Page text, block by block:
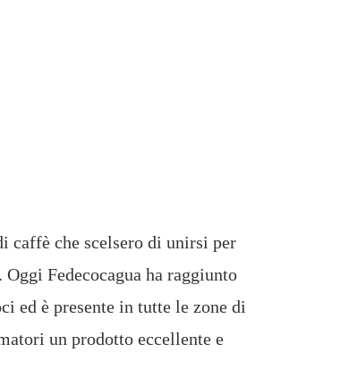
caffè che scelsero di unirsi per
Fedecocagua ha raggiunto
ed è presente in tutte le zone di
un prodotto eccellente e